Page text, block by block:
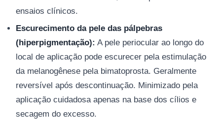
ensaios clínicos.
Escurecimento da pele das pálpebras
(hiperpigmentação): A pele periocular ao longo do
local de aplicação pode escurecer pela estimulação
da melanogênese pela bimatoprosta. Geralmente
reversível após descontinuação. Minimizado pela
aplicação cuidadosa apenas na base dos cílios e
secagem do excesso.